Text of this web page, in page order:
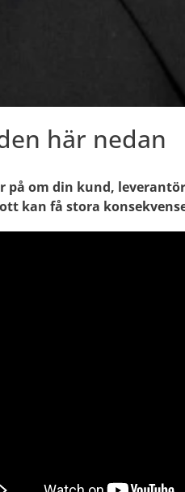
här nedan
på om din kund,
kan få stora